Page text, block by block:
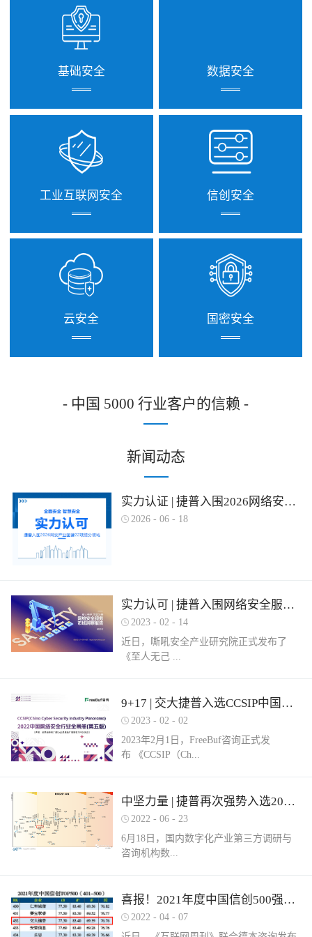
基础安全 数据安全
工业互联网安全 信创安全
云安全 国密安全
- 中国 5000 行业客户的信赖 -
新闻动态
实力认证 | 捷普入围2026网络安全产业图谱多项细分领域！
2026 - 06 - 18
实力认可 | 捷普入围网络安全服务产业需求行为全景图谱
2023 - 02 - 14
近日，嘶吼安全产业研究院正式发布了
《至人无己 ...
正复为奇：网络安全服务市场洞察报告》
（以下简称《报告》）。嘶吼安全产业研
六部分，即安全运营、安全集成、安全实
战、安全培训、安全咨询和安全保险。其
市场对捷普安全服务实力的高度认可。根
据嘶吼安全产业研究院自主调研的解决网
络安全集成需求数据显示：只有17%的参
与调研的企业可以提供此类需求的服务。
捷普安全集成服务不仅拥有多个省级信创
络安全需求。同时，捷普具备从业多年的
信息安全专业人才，具备专业的安全技术
服务团队，拥有CISSP、CCIE等资质，对
9+17 | 交大捷普入选CCSIP中国网络安全行业全景册（第五版）多项细分领域！
2023 - 02 - 02
2023年2月1日，FreeBuf咨询正式发
布 《CCSIP（Ch...
ina Cyber Security Panorama）2022 中国网
络安全行业全景册（第五版）》。捷普此
“主机防病毒”、“上网行为管理”、“抗
DDOS”、“SD-WAN”、“云WAF”、“网页防
全”、“NTA/NDR”、“SOC”、“SIEM”、“风
险及脆弱性管理”、“工业防火墙”和“工业
网络隔离系统/网闸”。捷普作为国内领先
中坚力量 | 捷普再次强势入选2022中国网络安全企业全国100强！
2022 - 06 - 23
6月18日，国内数字化产业第三方调研与
咨询机构数...
世咨询正式发布《2022年中国数字安全百
强报告》（以下简称百强报告）。百强报
喜报！2021年度中国信创500强榜单发布，捷普强势入围！
2022 - 04 - 07